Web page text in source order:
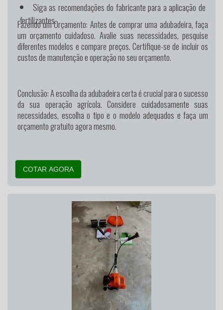
Siga as recomendações do fabricante para a aplicação de
fertilizantes.
Fazendo um Orçamento: Antes de comprar uma adubadeira, faça
um orçamento cuidadoso. Avalie suas necessidades, pesquise
diferentes modelos e compare preços. Certifique-se de incluir os
custos de manutenção e operação no seu orçamento.
Conclusão:A escolha da adubadeira certa é crucial para o sucesso
da sua operação agrícola. Considere cuidadosamente suas
necessidades, escolha o tipo e o modelo adequados e faça um
orçamento gratuito agora mesmo.
COTAR AGORA